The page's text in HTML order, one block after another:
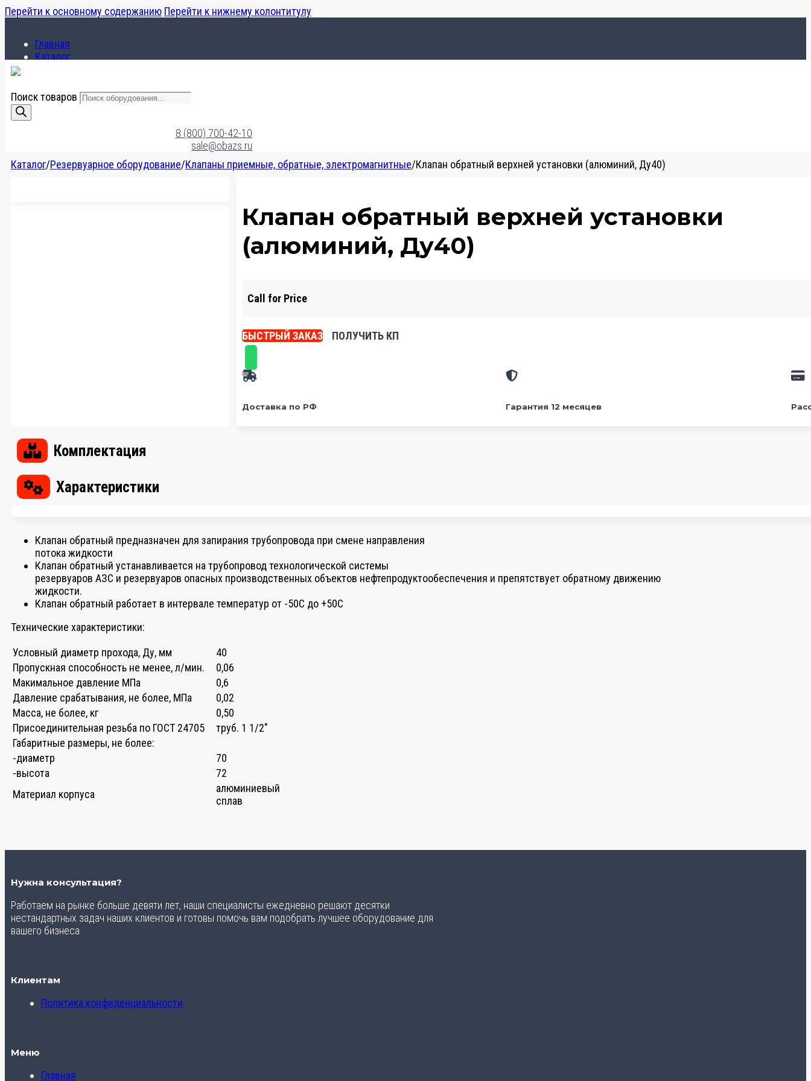
Перейти к основному содержанию Перейти к нижнему колонтитулу
Главная
Каталог
Поиск товаров
8 (800) 700-42-10
sale@obazs.ru
Каталог/Резервуарное оборудование/Клапаны приемные, обратные, электромагнитные/Клапан обратный верхней установки (алюминий, Ду40)
Клапан обратный верхней установки
(алюминий, Ду40)
Call for Price
БЫСТРЫЙ ЗАКАЗ ПОЛУЧИТЬ КП
Доставка по РФ Гарантия 12 месяцев
Комплектация
Характеристики
Клапан обратный предназначен для запирания трубопровода при смене направления
потока жидкости
Клапан обратный устанавливается на трубопровод технологической системы
резервуаров АЗС и резервуаров опасных производственных объектов нефтепродуктообеспечения и препятствует обратному движению
жидкости.
Клапан обратный работает в интервале температур от -50С до +50С
Технические характеристики:
Условный диаметр прохода, Ду, мм
40
Пропускная способность не менее, л/мин.
0,06
Макимальное давление МПа
0,6
Давление срабатывания, не более, МПа
0,02
Масса, не более, кг
0,50
Присоединительная резьба по ГОСТ 24705
труб. 1 1/2″
Габаритные размеры, не более:
-диаметр
70
-высота
72
Материал корпуса
алюминиевый
сплав
Нужна консультация?
Работаем на рынке больше девяти лет, наши специалисты ежедневно решают десятки
нестандартных задач наших клиентов и готовы помочь вам подобрать лучшее оборудование для
вашего бизнеса
Клиентам
Политика конфиденциальности
Меню
Главная